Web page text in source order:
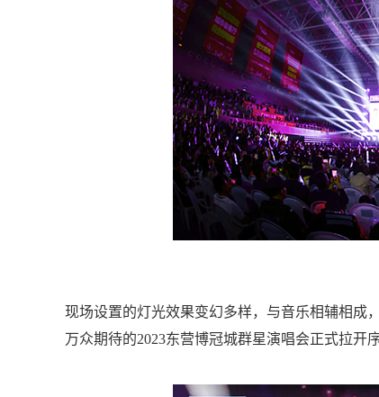
现场设置的灯光效果变幻多样，与音乐相辅相成
万众期待的2023东营博冠城群星演唱会正式拉开序